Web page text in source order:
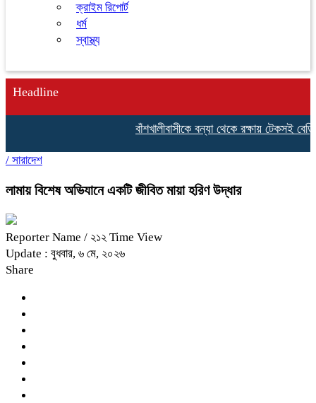
ক্রাইম রিপোর্ট
ধর্ম
স্বাস্থ্য
Headline
বাঁশখালীবাসীকে বন্যা থেকে রক্ষায় টেকসই বেড়িবাঁধ
/ সারাদেশ
লামায় বিশেষ অভিযানে একটি জীবিত মায়া হরিণ উদ্ধার
Reporter Name / ২১২ Time View
Update : বুধবার, ৬ মে, ২০২৬
Share